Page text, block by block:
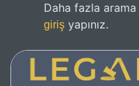
Daha fazla
giriş yapınız.